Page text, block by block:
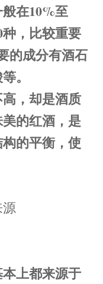
在10%至
种，比较重要
的成分有酒石
等。
，却是酒质
的红酒，是
的平衡，使
上都来源于